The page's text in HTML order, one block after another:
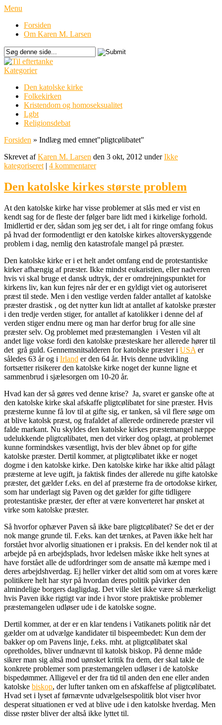
Menu
Forsiden
Om Karen M. Larsen
Kategorier
Den katolske kirke
Folkekirken
Kristendom og homoseksualitet
Lgbt
Religionsdebat
Forsiden » Indlæg med emnet"pligtcølibatet"
Skrevet afKaren M. Larsen den 3 okt, 2012 underIkke
kategoriseret | 4 kommentarer
Den katolske kirkes største problem
At den katolske kirke har visse problemer at slås med er vist en
kendt sag for de fleste der følger bare lidt med i kirkelige forhold.
Imidlertid er der, sådan som jeg ser det, i alt for ringe omfang fokus
på hvad der formodentligt er den katolske kirkes altoverskyggende
problem i dag, nemlig den katastrofale mangel på præster.
Den katolske kirke er i et helt andet omfang end de protestantiske
kirker afhængig af præster. Ikke mindst eukaristien, eller nadveren
hvis vi skal bruge et dansk udtryk, der er omdrejningspunktet for
kirkens liv, kan kun fejres når der er en gyldigt viet og autoriseret
præst til stede. Men i den vestlige verden falder antallet af katolske
præster drastisk , og det nytter kun lidt at antallet af katolske præster
i den tredje verden stiger, for antallet af katolikker i denne del af
verden stiger endnu mere og man har derfor brug for alle sine
præster selv. Og problemet med præstemanglen i Vesten vil alt
andet lige vokse fordi den katolske præsteskare her allerede hører til
det grå guld. Gennemsnitsalderen for katolske præster i USA er
således 63 år og i Irland er den 64 år. Hvis denne udvikling
fortsætter risikerer den katolske kirke noget der kunne ligne et
sammenbrud i sjælesorgen om 10-20 år.
Hvad kan der så gøres ved denne krise? Ja, svaret er ganske ofte at
den katolske kirke skal afskaffe pligtcølibatet for sine præster. Hvis
præsterne kunne få lov til at gifte sig, er tanken, så vil flere søge om
at blive katolsk præst, og frafaldet af allerede ordinerede præster vil
falde markant. Nu skyldes den katolske kirkes præstemangel næppe
udelukkende pligtcølibatet, men det virker dog oplagt, at problemet
kunne formindskes væsentligt, hvis der blev åbnet op for gifte
katolske præster. Dertil kommer, at pligtcølibatet ikke er noget
dogme i den katolske kirke. Den katolske kirke har ikke altid pålagt
præsterne at leve ugift, ja faktisk findes der allerede nu gifte katolske
præster, det gælder f.eks. en del af præsterne fra de ortodokse kirker,
som har underlagt sig Paven og det gælder for gifte tidligere
protestantiske præster, der efter at være konverteret har ønsket at
virke som katolske præster.
Så hvorfor ophæver Paven så ikke bare pligtcølibatet? Se det er der
nok mange grunde til. F.eks. kan det tænkes, at Paven ikke helt har
forstået hvor alvorlig situationen er i praksis. En del kender nok til at
arbejde på en arbejdsplads, hvor ledelsen måske ikke helt synes at
have forstået alle de udfordringer som de ansatte må kæmpe med i
deres arbejdshverdag. Ej heller virker det altid som om at vores kære
politikere helt har styr på hvordan deres politik påvirker den
almindelige borgers dagligdag. Det ville slet ikke være så mærkeligt
hvis Paven ikke rigtigt var inde i hvor store praktiske problemer
præstemangelen udløser ude i de katolske sogne.
Dertil kommer, at der er en klar tendens i Vatikanets politik når det
gælder om at udvælge kandidater til bispeembedet: Kun dem der
bakker op om Pavens linje, f.eks. mht. at pligtcølibatet skal
opretholdes, bliver undnævnt til katolsk biskop. På denne måde
sikrer man sig altså mod uønsket kritik fra dem, der skal takle de
konkrete problemer som præstemangelen udløser i de katolske
bispedømmer. Alligevel er der fra tid til anden den ene eller anden
katolske biskop, der lufter tanken om en afskaffelse af pligtcølibatet.
Hvad set i lyset af førnævnte udvælgelsespolitik blot viser hvor
desperat situationen er ved at blive ude i den katolske hverdag. Men
disse røster bliver der altså ikke lyttet til.